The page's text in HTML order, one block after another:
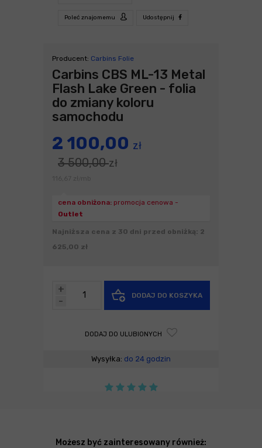
Poleć znajomemu Udostępnij
Producent: Carbins Folie
Carbins CBS ML-13 Metal
Flash Lake Green - folia
do zmiany koloru
samochodu
2 100,00 zł
3 500,00zł
cena obniżona: promocja cenowa -
Outlet
Najniższa cena z 30 dni przed obniżką: 2
625,00 zł
-
+
DODAJ DO KOSZYKA
DODAJ DO ULUBIONYCH
Wysyłka: do 24 godzin
Możesz być zainteresowany również: